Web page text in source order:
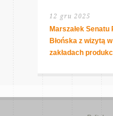
12 gru 2025
Marszałek Senatu
Błońska z wizytą
zakładach